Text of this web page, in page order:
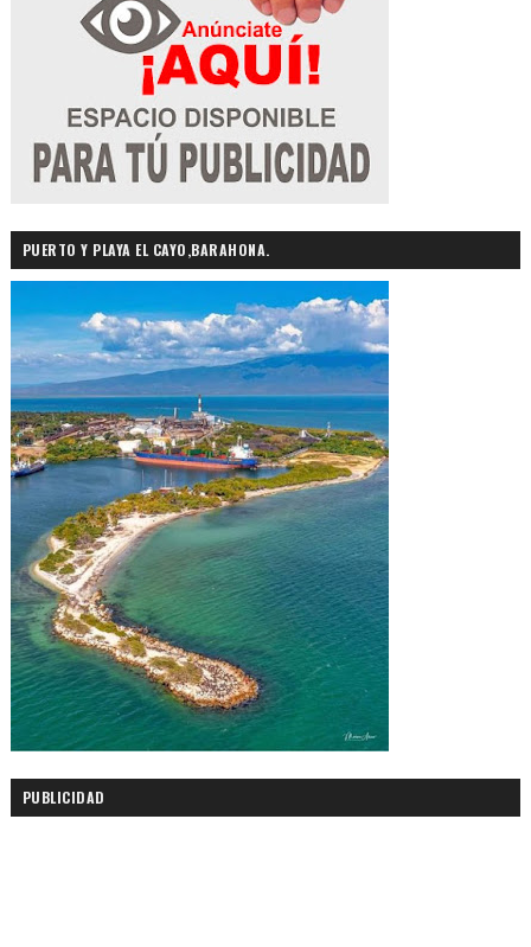
PUERTO Y PLAYA EL CAYO,BARAHONA.
PUBLICIDAD